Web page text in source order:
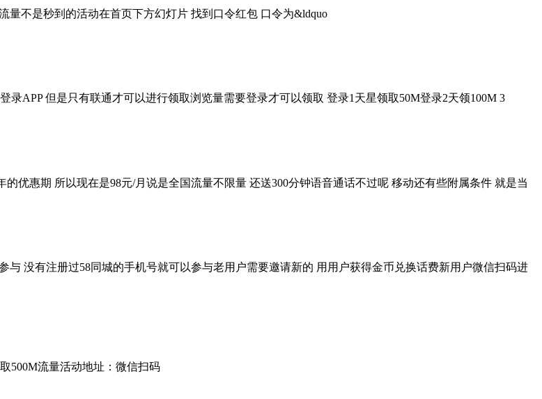
量不是秒到的活动在首页下方幻灯片 找到口令红包 口令为&ldquo
APP 但是只有联通才可以进行领取浏览量需要登录才可以领取 登录1天星领取50M登录2天领100M 3
优惠期 所以现在是98元/月说是全国流量不限量 还送300分钟语音通话不过呢 移动还有些附属条件 就是当
没有注册过58同城的手机号就可以参与老用户需要邀请新的 用用户获得金币兑换话费新用户微信扫码进
500M流量活动地址：微信扫码